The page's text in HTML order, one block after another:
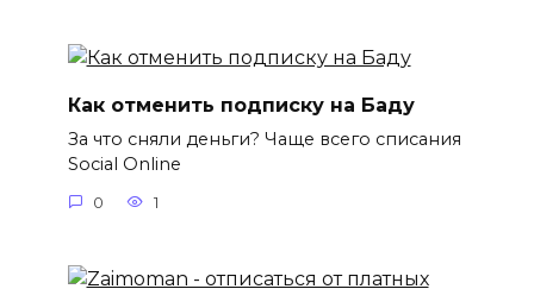
Как отменить подписку на Баду
За что сняли деньги? Чаще всего списания
Social Online
0 1